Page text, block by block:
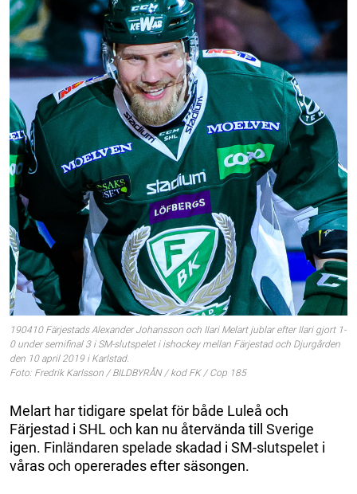
190410 Färjestads Alexander Johansson och Ilari Melart jublar efter Ilari gjort 1-
0 under semifinal 3 i SM-slutspelet i ishockey mellan Färjestad och Djurgården
den 10 april 2019 i Karlstad.
Foto: Fredrik Karlsson / BILDBYRÅN / kod FK / Cop 185
Melart har tidigare spelat för både Luleå och
Färjestad i SHL och kan nu återvända till Sverige
igen. Finländaren spelade skadad i SM-slutspelet i
våras och opererades efter säsongen.